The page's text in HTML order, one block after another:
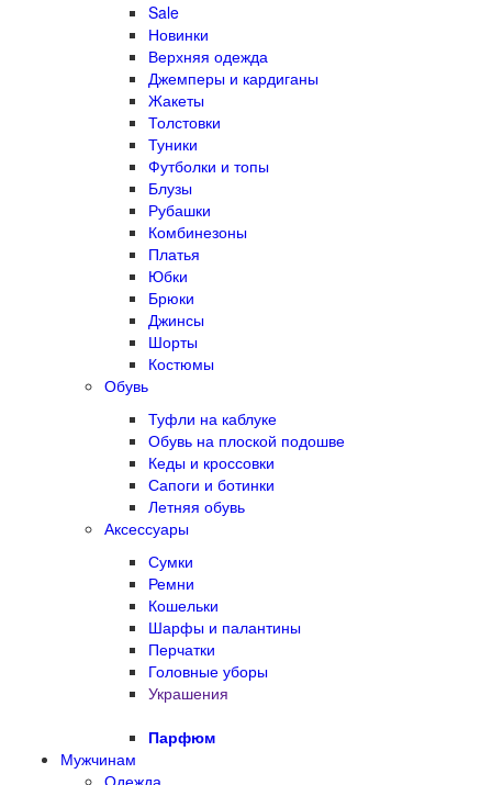
Sale
Новинки
Верхняя одежда
Джемперы и кардиганы
Жакеты
Толстовки
Туники
Футболки и топы
Блузы
Рубашки
Комбинезоны
Платья
Юбки
Брюки
Джинсы
Шорты
Костюмы
Обувь
Туфли на каблуке
Обувь на плоской подошве
Кеды и кроссовки
Сапоги и ботинки
Летняя обувь
Аксессуары
Сумки
Ремни
Кошельки
Шарфы и палантины
Перчатки
Головные уборы
Украшения
Парфюм
Мужчинам